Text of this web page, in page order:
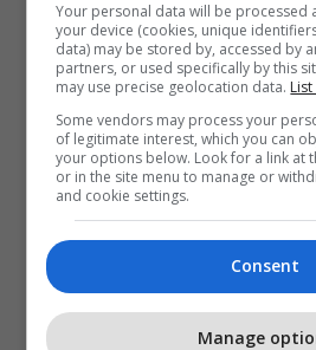
Promo
Your personal data will be
your device (cookies, unique
data) may be stored by, accessed by
partners, or used specifically by this
may use precise geolocation data.
Some vendors may process your
of legitimate interest, which you can
your options below. Look for a link at
or in the site menu to manage or
and cookie settings.
Consent
Manage